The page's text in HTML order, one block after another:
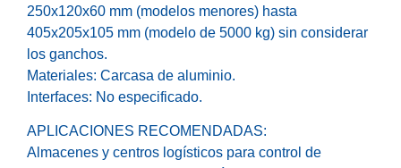
250x120x60 mm (modelos menores) hasta
405x205x105 mm (modelo de 5000 kg) sin considerar
los ganchos.
Materiales: Carcasa de aluminio.
Interfaces: No especificado.
APLICACIONES RECOMENDADAS:
Almacenes y centros logísticos para control de